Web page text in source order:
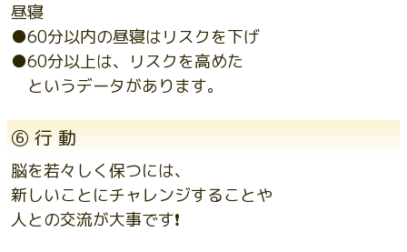
昼寝
●60分以内の昼寝はリスクを下げ
●60分以上は、リスクを高めた
というデータがあります。
⑥ 行 動
脳を若々しく保つには、
新しいことにチャレンジすることや
人との交流が大事です❗️